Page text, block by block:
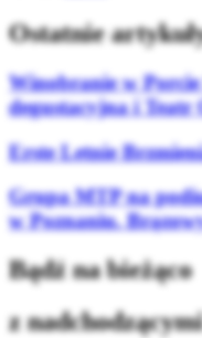
Ostatnie
Winobranie w
degustacyjna i
Erste Letnie
Grupa MTP na
w Poznaniu.
Bądź na bieżąco
z